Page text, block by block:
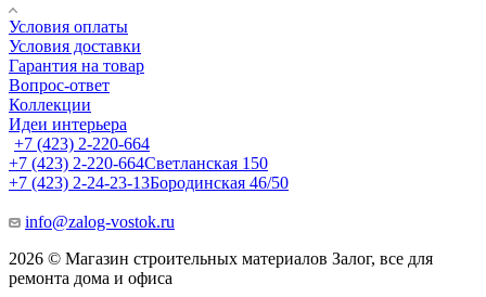
Условия оплаты
Условия доставки
Гарантия на товар
Вопрос-ответ
Коллекции
Идеи интерьера
+7 (423) 2-220-664
+7 (423) 2-220-664Светланская 150
+7 (423) 2-24-23-13Бородинская 46/50
info@zalog-vostok.ru
2026 © Магазин строительных материалов Залог, все для
ремонта дома и офиса